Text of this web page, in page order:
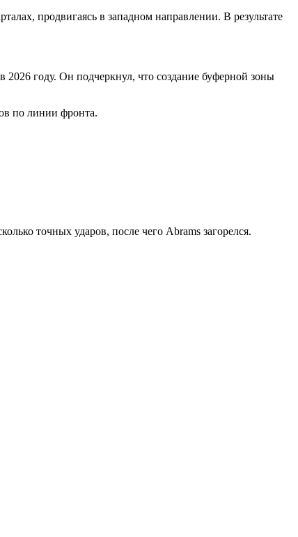
продвигаясь в западном направлении. В результате
году. Он подчеркнул, что создание буферной зоны
по линии фронта.
точных ударов, после чего Abrams загорелся.